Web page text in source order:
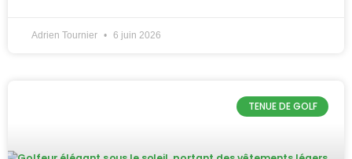
Adrien Tournier 6 juin 2026
TENUE DE GOLF